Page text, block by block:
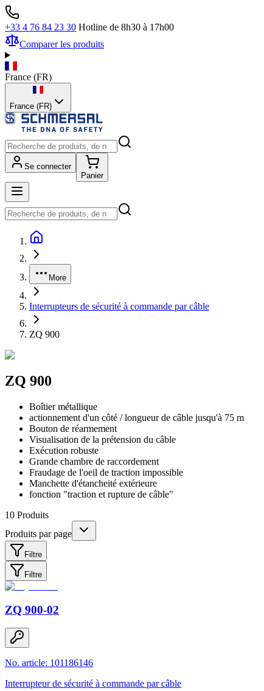
+33 4 76 84 23 30 Hotline de 8h30 à 17h00
Comparer les produits
France (FR)
France (FR)
Se connecter
Panier
More
Interrupteurs de sécurité à commande par câble
ZQ 900
ZQ 900
Boîtier métallique
actionnement d'un côté / longueur de câble jusqu'à 75 m
Bouton de réarmement
Visualisation de la prétension du câble
Exécution robuste
Grande chambre de raccordement
Fraudage de l'oeil de traction impossible
Manchette d'étancheité extérieure
fonction "traction et rupture de câble"
10 Produits
Produits par page
Filtre
Filtre
ZQ 900-02
No. article: 101186146
Interrupteur de sécurité à commande par câble